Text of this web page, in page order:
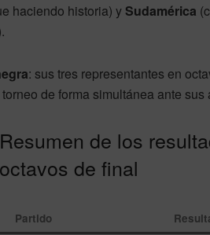
haciendo historia) y Sudamérica
: sus tres representantes en
de forma simultánea ante sus
Resumen de los
octavos de final
Partido